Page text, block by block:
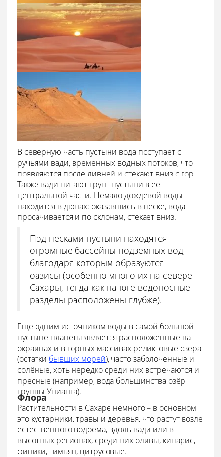
В северную часть пустыни вода поступает с
ручьями вади, временных водных потоков, что
появляются после ливней и стекают вниз с гор.
Также вади питают грунт пустыни в её
центральной части. Немало дождевой воды
находится в дюнах: оказавшись в песке, вода
просачивается и по склонам, стекает вниз.
Под песками пустыни находятся
огромные бассейны подземных вод,
благодаря которым образуются
оазисы (особенно много их на севере
Сахары, тогда как на юге водоносные
разделы расположены глубже).
Ещё одним источником воды в самой большой
пустыне планеты является расположенные на
окраинах и в горных массивах реликтовые озера
(остатки бывших морей), часто заболоченные и
солёные, хоть нередко среди них встречаются и
пресные (например, вода большинства озёр
группы Унианга).
Флора
Растительности в Сахаре немного – в основном
это кустарники, травы и деревья, что растут возле
естественного водоёма, вдоль вади или в
высотных регионах, среди них оливы, кипарис,
финики, тимьян, цитрусовые.